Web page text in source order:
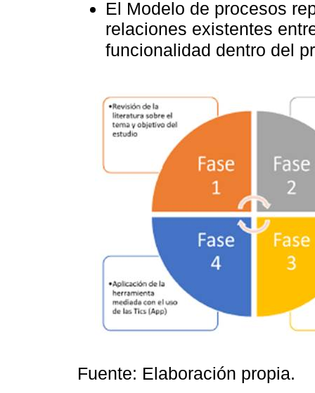
El Modelo de procesos
relaciones existentes
funcionalidad dentro del
Fuente: Elaboración propia.